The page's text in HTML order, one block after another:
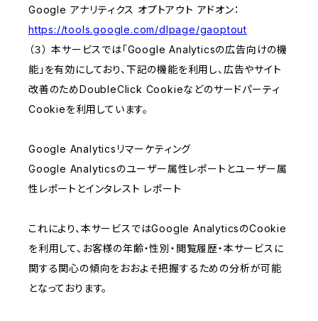
Google アナリティクス オプトアウト アドオン：
https://tools.google.com/dlpage/gaoptout
（３） 本サービスでは「Google Analyticsの広告向けの機
能」を有効にしており、下記の機能を利用し、広告やサイト
改善のためDoubleClick Cookieなどのサードパーティ
Cookieを利用しています。
Google Analyticsリマーケティング
Google Analyticsのユーザー属性レポートとユーザー属
性レポートとインタレスト レポート
これにより、本サービスではGoogle AnalyticsのCookie
を利用して、お客様の年齢・性別・閲覧履歴・本サービスに
関する関心の傾向をおおよそ把握するための分析が可能
となっております。